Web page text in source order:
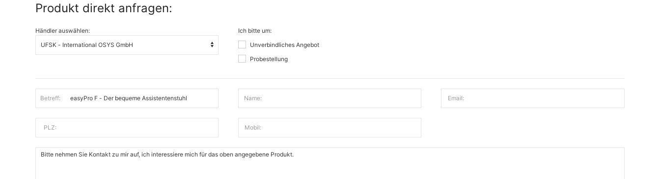
Produkt direkt anfragen:
Händler auswählen:
Ich bitte um:
Unverbindliches Angebot
Probestellung
Betreff: Name: Email:
PLZ: Mobil: